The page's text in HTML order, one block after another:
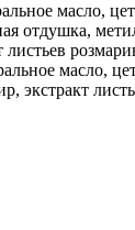
масло,
отдушка,
масло,
экстракт